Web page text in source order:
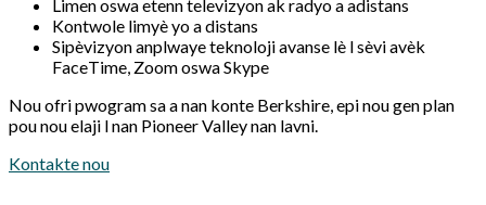
Limen oswa etenn televizyon ak radyo a adistans
Kontwole limyè yo a distans
Sipèvizyon anplwaye teknoloji avanse lè l sèvi avèk
FaceTime, Zoom oswa Skype
Nou ofri pwogram sa a nan konte Berkshire, epi nou gen plan
pou nou elaji l nan Pioneer Valley nan lavni.
Kontakte nou